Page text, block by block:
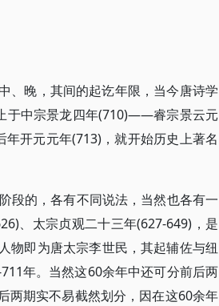
、晚，其间的起讫年限，当今唐诗学
于中宗景龙四年(710)——睿宗景云元
开元元年(713)，就开始历史上著名
段的，各有不同说法，当然也各有一
、太宗贞观二十三年(627-649)，是
物即为唐太宗李世民，其起辅佐与纽
年。当然这60余年中还可分前后两
两期实不易截然划分，因在这60余年